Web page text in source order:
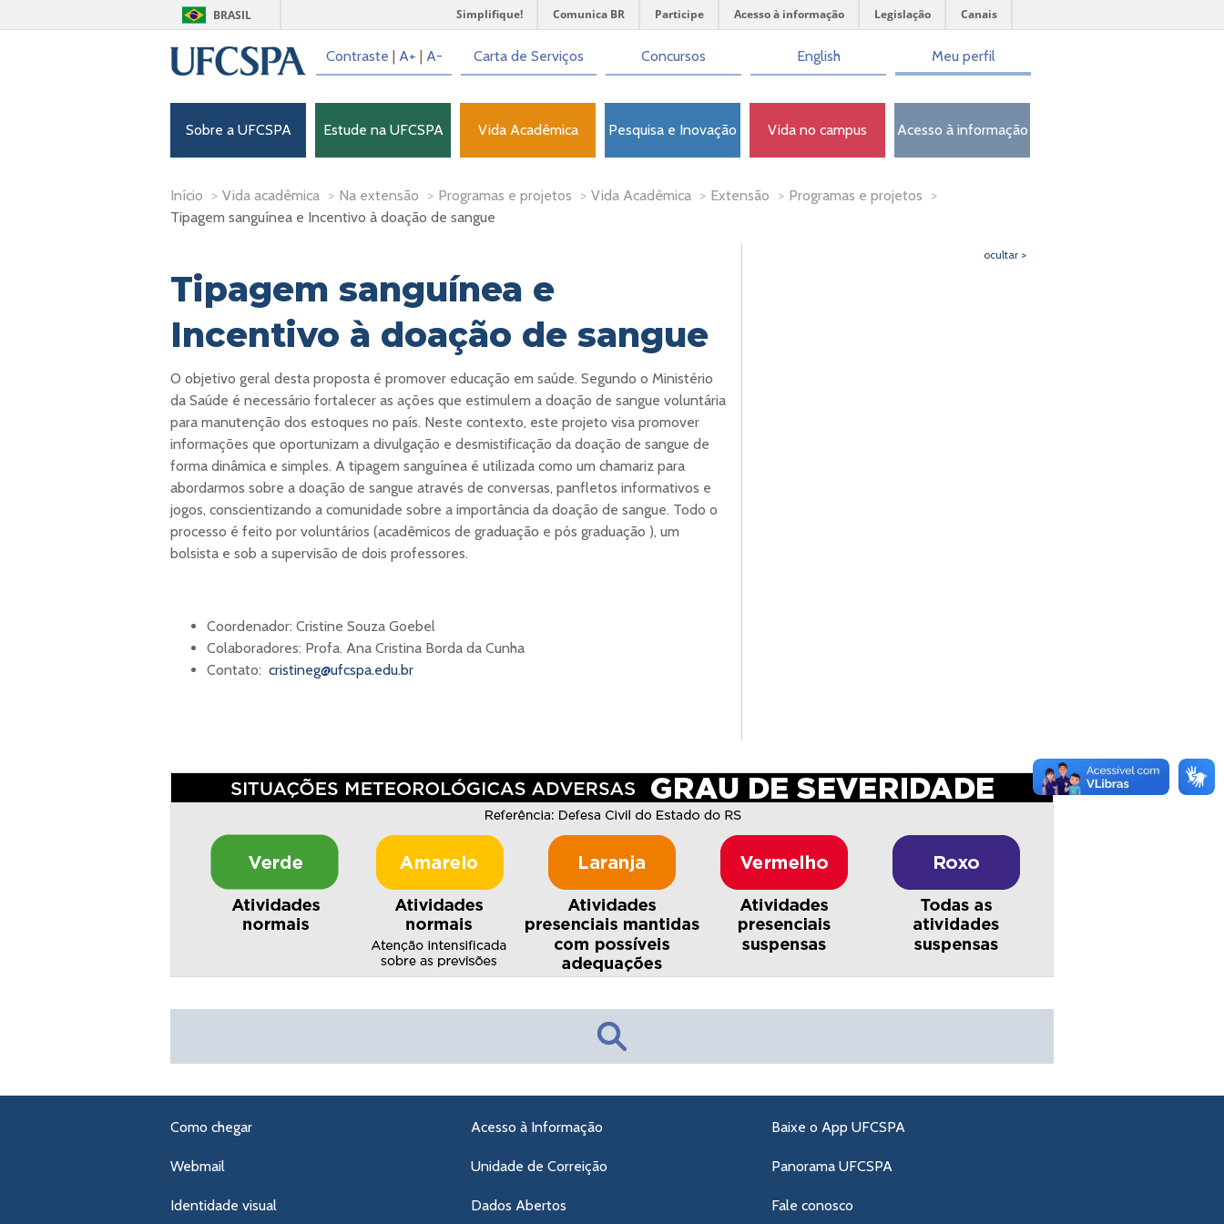
BRASIL Simplifique! Comunica BR Participe Acesso à informação Legislação Canais
Contraste | A+ | A- Carta de Serviços Concursos English Meu perfil
Sobre a UFCSPA Estude na UFCSPA Vida Acadêmica Pesquisa e Inovação Vida no campus Acesso à informação
Início > Vida acadêmica > Na extensão > Programas e projetos > Vida Acadêmica > Extensão > Programas e projetos >
Tipagem sanguínea e Incentivo à doação de sangue
Tipagem sanguínea e
Incentivo à doação de sangue
O objetivo geral desta proposta é promover educação em saúde. Segundo o Ministério
da Saúde é necessário fortalecer as ações que estimulem a doação de sangue voluntária
para manutenção dos estoques no país. Neste contexto, este projeto visa promover
informações que oportunizam a divulgação e desmistificação da doação de sangue de
forma dinâmica e simples. A tipagem sanguínea é utilizada como um chamariz para
abordarmos sobre a doação de sangue através de conversas, panfletos informativos e
jogos, conscientizando a comunidade sobre a importância da doação de sangue. Todo o
processo é feito por voluntários (acadêmicos de graduação e pós graduação ), um
bolsista e sob a supervisão de dois professores.
Coordenador: Cristine Souza Goebel
Colaboradores: Profa. Ana Cristina Borda da Cunha
Contato: cristineg@ufcspa.edu.br
ocultar >
Como chegar
Webmail
Identidade visual
Acesso à Informação
Unidade de Correição
Dados Abertos
Baixe o App UFCSPA
Panorama UFCSPA
Fale conosco